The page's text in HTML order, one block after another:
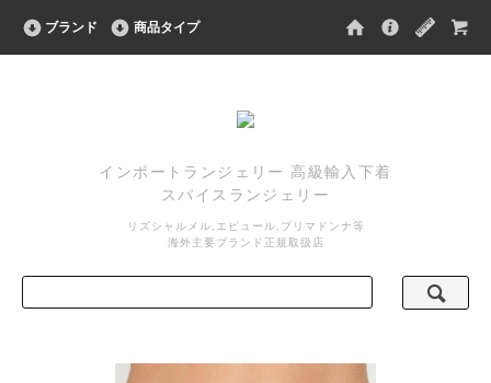
ブランド 商品タイプ
インポートランジェリー 高級輸入下着
スパイスランジェリー
リズシャルメル,エピュール,プリマドンナ等
海外主要ブランド正規取扱店